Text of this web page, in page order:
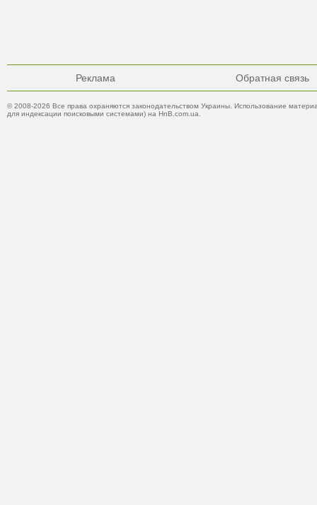
Реклама Обратная связь
© 2008-2026 Все права охраняются законодательством Украины. Использование
для индексации поисковыми системами) на HnB.com.ua.